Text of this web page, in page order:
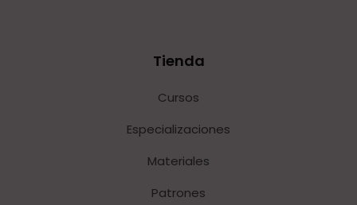
Tienda
Cursos
Especializaciones
Materiales
Patrones